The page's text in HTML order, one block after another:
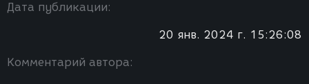
Дата публикации:
20 янв. 2024 г. 15:26:08
Комментарий автора: